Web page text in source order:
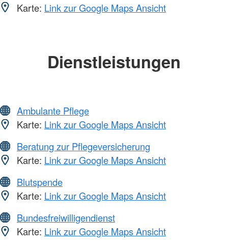
Karte: Link zur Google Maps Ansicht
Dienstleistungen
Ambulante Pflege
Karte: Link zur Google Maps Ansicht
Beratung zur Pflegeversicherung
Karte: Link zur Google Maps Ansicht
Blutspende
Karte: Link zur Google Maps Ansicht
Bundesfreiwilligendienst
Karte: Link zur Google Maps Ansicht